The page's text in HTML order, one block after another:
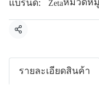
แบรนด์:
Zetaหมวดห
แชร์
รายละเอียดสินค้า